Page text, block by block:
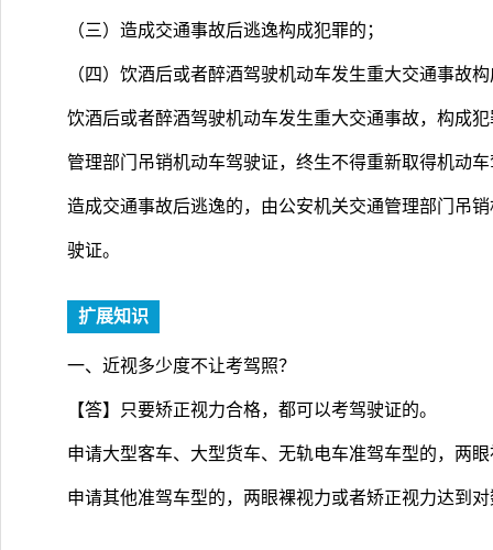
（三）造成交通事故后逃逸构成犯罪的；
（四）饮酒后或者醉酒驾驶机动车发生重大交通事故
饮酒后或者醉酒驾驶机动车发生重大交通事故，构成
管理部门吊销机动车驾驶证，终生不得重新取得机动
造成交通事故后逃逸的，由公安机关交通管理部门吊
驶证。
扩展知识
一、近视多少度不让考驾照？
【答】只要矫正视力合格，都可以考驾驶证的。
申请大型客车、大型货车、无轨电车准驾车型的，两
申请其他准驾车型的，两眼裸视力或者矫正视力达到